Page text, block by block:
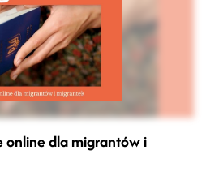
online dla migrantów i